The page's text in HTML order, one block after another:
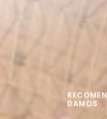
RECOMEN
DAMOS